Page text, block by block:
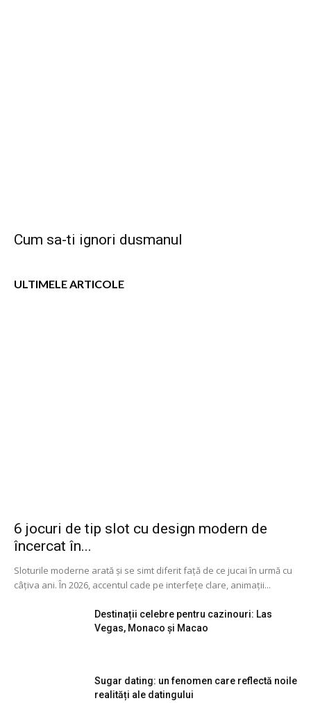
Cum sa-ti ignori dusmanul
ULTIMELE ARTICOLE
6 jocuri de tip slot cu design modern de
încercat în...
Sloturile moderne arată și se simt diferit față de ce jucai în urmă cu
câțiva ani. În 2026, accentul cade pe interfețe clare, animații...
Destinații celebre pentru cazinouri: Las
Vegas, Monaco și Macao
Sugar dating: un fenomen care reflectă noile
realități ale datingului